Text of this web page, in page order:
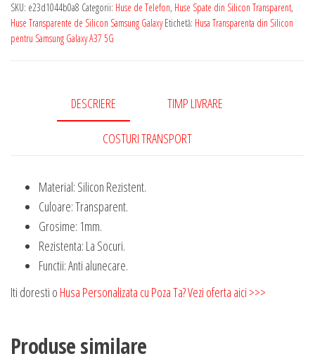
Silicon
Rezistenta
Grosime
SKU: e23d1044b0a8 Categorii: Huse de Telefon, Huse Spate din Silicon Transparent,
Huse Transparente de Silicon Samsung Galaxy Etichetă: Husa Transparenta din Silicon
pentru Samsung Galaxy A37 5G
DESCRIERE TIMP LIVRARE
COSTURI TRANSPORT
Material: Silicon Rezistent.
Culoare: Transparent.
Grosime: 1mm.
Rezistenta: La Socuri.
Functii: Anti alunecare.
Iti doresti o Husa Personalizata cu Poza Ta? Vezi oferta aici >>>
Produse similare